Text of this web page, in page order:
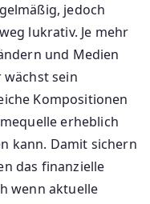
jedoch
lukrativ. Je mehr
und Medien
sein
Kompositionen
erheblich
kann. Damit sichern
das finanzielle
wenn aktuelle